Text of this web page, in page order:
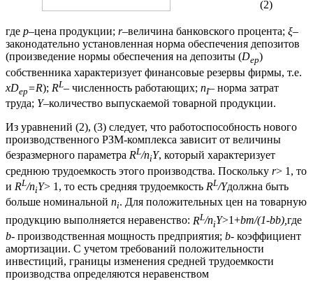
(2)
где p–цена продукции; r–величина банковского процента; ξ–
законодательно установленная норма обеспечения депозитов
(произведение нормы обеспечения на депозиты (Dер)
собственника характеризует финансовые резервы фирмы, т.е.
xDер=R); RL– численность работающих; nI– норма затрат
труда; Y–количество выпускаемой товарной продукции.
Из уравнений (2), (3) следует, что работоспособность нового
производственного РЗМ-комплекса зависит от величины
безразмерного параметра RL/niY, который характеризует
среднюю трудоемкость этого производства. Поскольку r> 1, то
и RL/niY> 1, то есть средняя трудоемкость RL/Yдолжна быть
больше номинальной ni. Для положительных цен на товарную
продукцию выполняется неравенство: RL/niY>1+bm/(1-bb),где
b- производственная мощность предприятия; b- коэффициент
амортизации. С учетом требований положительности
инвестиций, границы изменения средней трудоемкости
производства определяются неравенством